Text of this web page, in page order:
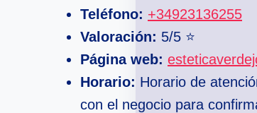
Teléfono: +34923136255
Valoración: 5/5 ⭐
Página web:
Horario: Horario de
con el negocio para